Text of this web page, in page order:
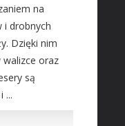
na
i drobnych
Dzięki nim
oraz
są
...